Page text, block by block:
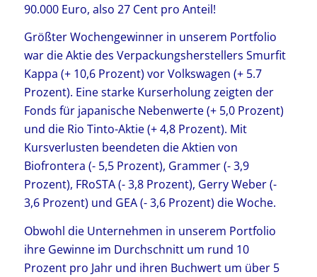
90.000 Euro, also 27 Cent pro Anteil!
Größter Wochengewinner in unserem Portfolio
war die Aktie des Verpackungsherstellers Smurfit
Kappa (+ 10,6 Prozent) vor Volkswagen (+ 5.7
Prozent). Eine starke Kurserholung zeigten der
Fonds für japanische Nebenwerte (+ 5,0 Prozent)
und die Rio Tinto-Aktie (+ 4,8 Prozent). Mit
Kursverlusten beendeten die Aktien von
Biofrontera (- 5,5 Prozent), Grammer (- 3,9
Prozent), FRoSTA (- 3,8 Prozent), Gerry Weber (-
3,6 Prozent) und GEA (- 3,6 Prozent) die Woche.
Obwohl die Unternehmen in unserem Portfolio
ihre Gewinne im Durchschnitt um rund 10
Prozent pro Jahr und ihren Buchwert um über 5